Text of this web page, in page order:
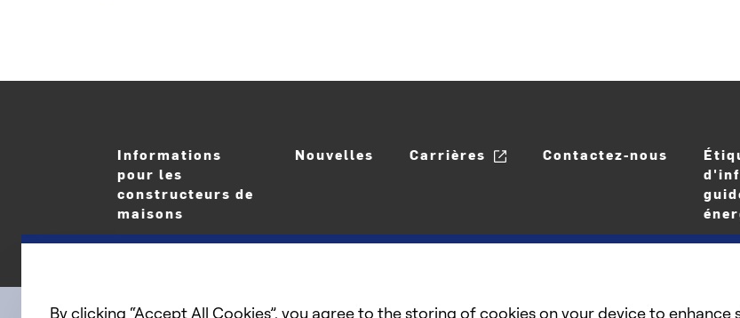
Informations
pour les
constructeurs de
maisons
Nouvelles Carrières Contactez-nous
By clicking “Accept All Cookies”, you agree to the storing of cookies on your device to enhance